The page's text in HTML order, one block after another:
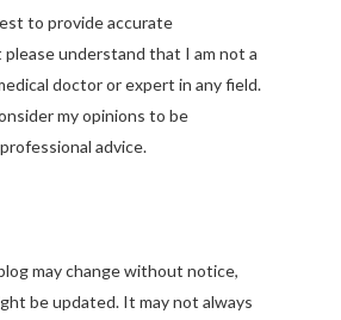
to provide accurate
understand that I am not a
doctor or expert in any field.
my opinions to be
advice.
may change without notice,
be updated. It may not always